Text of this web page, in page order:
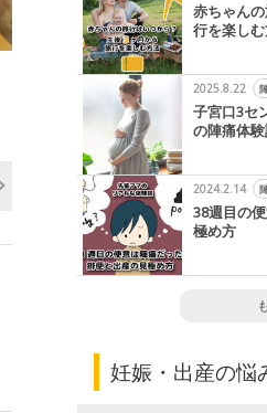
赤ちゃん
行を楽し
2025.8.22
子宮口3セ
の陣痛体
2024.2.14
38週目の
極め方
妊娠・出産の悩